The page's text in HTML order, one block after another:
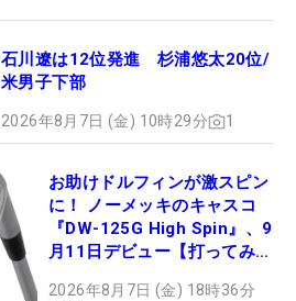
石川遼は12位発進 杉浦悠太20位/
米男子下部
2026年8月7日 (金) 10時29分 1
お助けドルフィンが激スピン
に！ ノーメッキのキャスコ
『DW-125G High Spin』、9
月11日デビュー【打ってみ
2026年8月7日 (金) 18時36分